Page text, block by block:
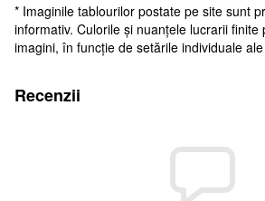
* Imaginile tablourilor postate pe site sunt
informativ. Culorile și nuanțele lucrarii
imagini, în funcție de setările individuale
Recenzii